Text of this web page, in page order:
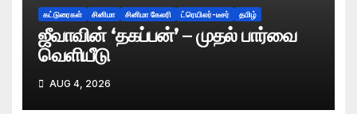
கட்டுரைகள் சினிமா சினிமா கேலரி ட்ரெயிலர்-டீசர் தமிழ்
ஜீவாவின் ‘தகப்பன்’ – முதல் பார்வை
வெளியீடு
AUG 4, 2026